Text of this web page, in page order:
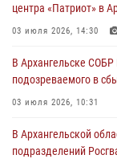
центра «Патриот» в
03 июля 2026, 14:30
В Архангельске
подозреваемого в
03 июля 2026, 10:31
В Архангельской
подразделений